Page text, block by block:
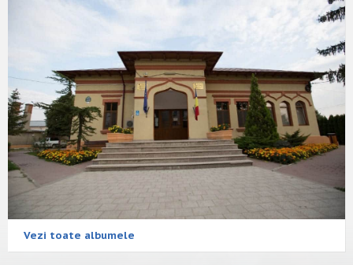
Vezi toate albumele